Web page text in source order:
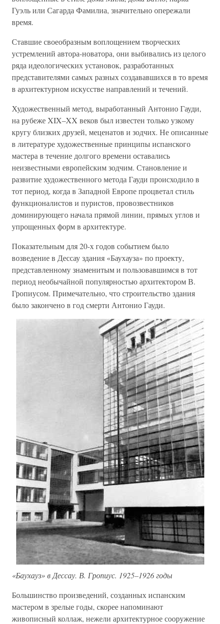
Гуэль или Сагарда Фамилиа, значительно опережали
время.
Ставшие своеобразным воплощением творческих
устремлений автора-новатора, они выбивались из целого
ряда идеологических установок, разработанных
представителями самых разных создававшихся в то время
в архитектурном искусстве направлений и течений.
Художественный метод, выработанный Антонио Гауди,
на рубеже XIX–XX веков был известен только узкому
кругу близких друзей, меценатов и зодчих. Не описанные
в литературе художественные принципы испанского
мастера в течение долгого времени оставались
неизвестными европейским зодчим. Становление и
развитие художественного метода Гауди происходило в
тот период, когда в Западной Европе процветал стиль
функционалистов и пуристов, провозвестников
доминирующего начала прямой линии, прямых углов и
упрощенных форм в архитектуре.
Показательным для 20-х годов событием было
возведение в Дессау здания «Баухауза» по проекту,
представленному знаменитым и пользовавшимся в тот
период необычайной популярностью архитектором В.
Гропиусом. Примечательно, что строительство здания
было закончено в год смерти Антонио Гауди.
«Баухауз» в Дессау. В. Гропиус. 1925–1926 годы
Большинство произведений, созданных испанским
мастером в зрелые годы, скорее напоминают
живописный коллаж, нежели архитектурное сооружение